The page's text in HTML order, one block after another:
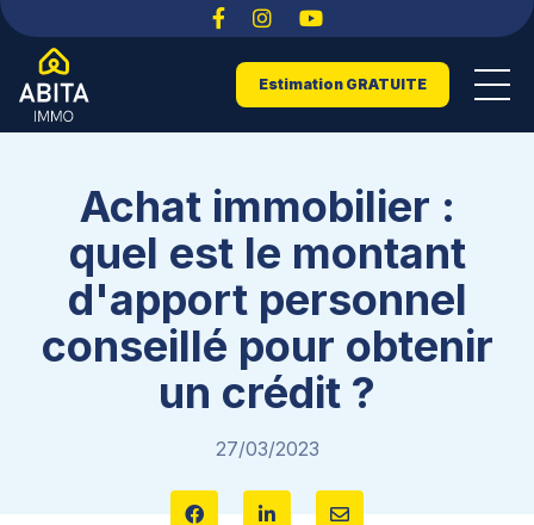
Estimation GRATUITE
Achat immobilier :
quel est le montant
d'apport personnel
conseillé pour obtenir
un crédit ?
27/03/2023